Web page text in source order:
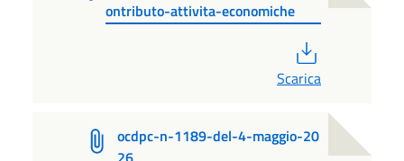
ontributo-attivita-economiche
Scarica
ocdpc-n-1189-del-4-maggio-20